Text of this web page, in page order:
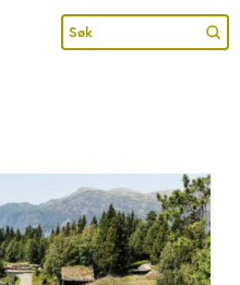
Search